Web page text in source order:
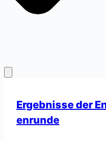
Ergebnisse der
enrunde